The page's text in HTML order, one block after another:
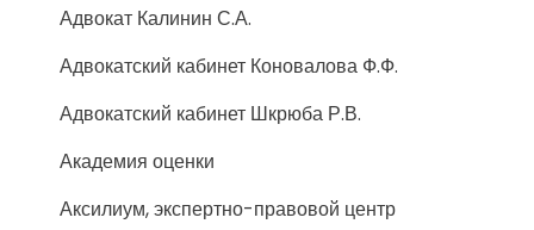
Адвокат Калинин С.А.
Адвокатский кабинет Коновалова Ф.Ф.
Адвокатский кабинет Шкрюба Р.В.
Академия оценки
Аксилиум, экспертно-правовой центр